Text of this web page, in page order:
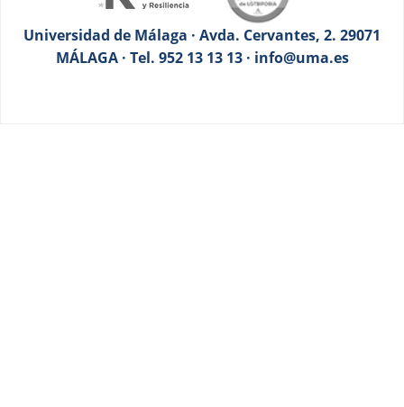
Universidad de Málaga · Avda. Cervantes, 2. 29071
MÁLAGA · Tel. 952 13 13 13 · info@uma.es